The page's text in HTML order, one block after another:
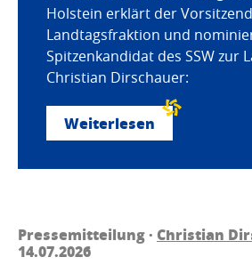
Holstein erklärt der
Landtagsfraktion und
Spitzenkandidat des SSW zur
Christian Dirschauer:
Weiterlesen
Pressemitteilung · Christian
14.07.2026